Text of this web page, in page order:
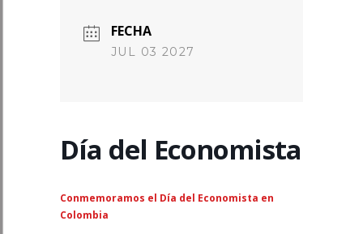
FECHA
JUL 03 2027
Día del Economista
Conmemoramos el Día del Economista en
Colombia